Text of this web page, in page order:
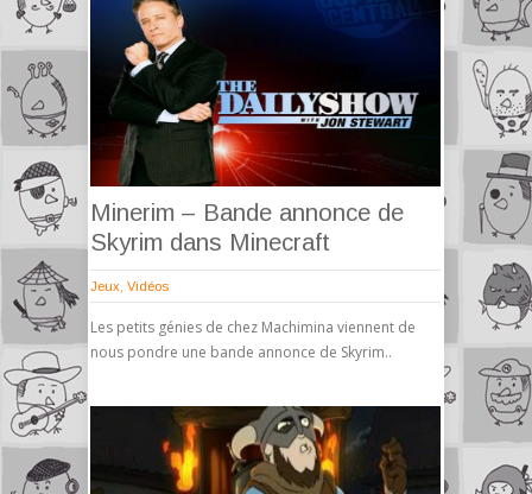
Minerim – Bande annonce de
Skyrim dans Minecraft
Jeux Vidéos
Les petits génies de chez Machimina viennent de
nous pondre une bande annonce de Skyrim..